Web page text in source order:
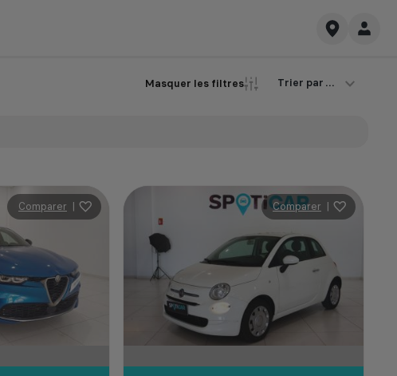
Masquer les filtres Trier par ...
Comparer | Comparer |